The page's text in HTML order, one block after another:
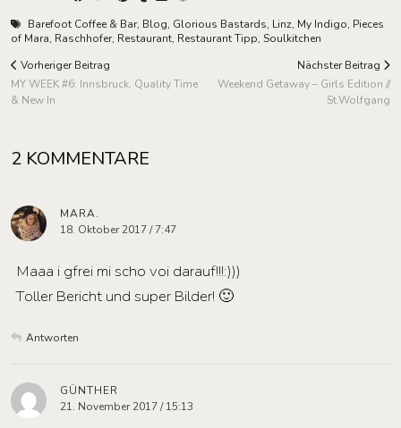
Barefoot Coffee & Bar, Blog, Glorious Bastards, Linz, My Indigo, Pieces
of Mara, Raschhofer, Restaurant, Restaurant Tipp, Soulkitchen
Vorheriger Beitrag
MY WEEK #6: Innsbruck, Quality Time
& New In
Nächster Beitrag
Weekend Getaway – Girls Edition //
St.Wolfgang
2 KOMMENTARE
MARA.
18. Oktober 2017 / 7:47
Maaa i gfrei mi scho voi darauf!!!:)))
Toller Bericht und super Bilder! 🙂
Antworten
GÜNTHER
21. November 2017 / 15:13